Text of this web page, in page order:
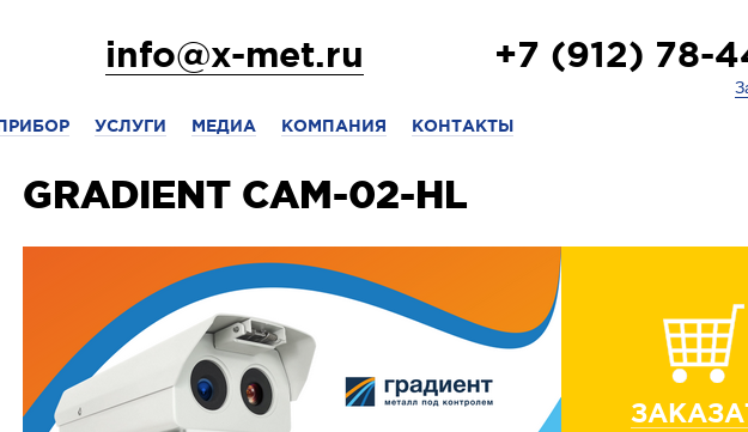
info@x-met.ru +7 (912) 78-
УСЛУГИ МЕДИА КОМПАНИЯ КОНТАКТЫ
GRADIENT CAM-02-HL